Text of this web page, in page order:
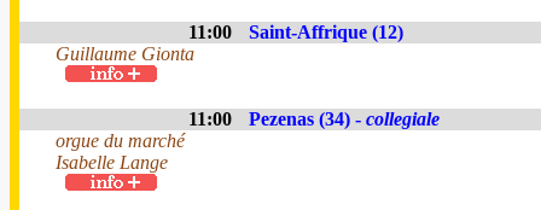
11:00
Saint-Affrique (12)
Guillaume Gionta
11:00 Pezenas (34) - collegiale
orgue du marché
Isabelle Lange